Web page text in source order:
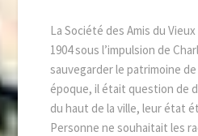
La Société des Amis du
1904 sous l’impulsion de
sauvegarder le patrimoine
époque, il était question de
du haut de la ville, leur état
Personne ne souhaitait les